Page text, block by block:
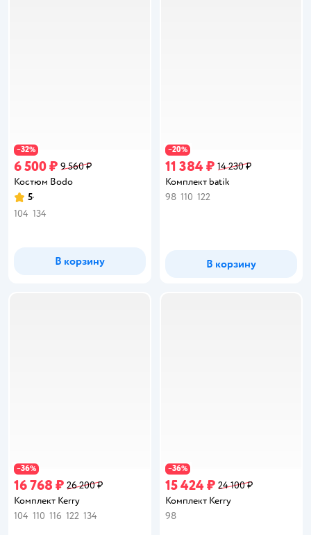
−32%
6 500 ₽ 9 560 ₽
Костюм Bodo
Рейтинг:
5
104 134
В корзину
−20%
11 384 ₽ 14 230 ₽
Комплект batik
98 110 122
В корзину
−36%
16 768 ₽ 26 200 ₽
Комплект Kerry
104 110 116 122 134
−36%
15 424 ₽ 24 100 ₽
Комплект Kerry
98